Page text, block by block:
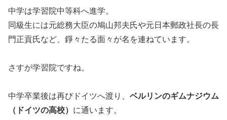
中学は学習院中等科へ進学。
同級生には元総務大臣の鳩山邦夫氏や元日本郵政社長の長
門正貢氏など、錚々たる面々が名を連ねています。
さすが学習院ですね。
中学卒業後は再びドイツへ渡り、 ベルリンのギムナジウム
（ドイツの高校） に通います。